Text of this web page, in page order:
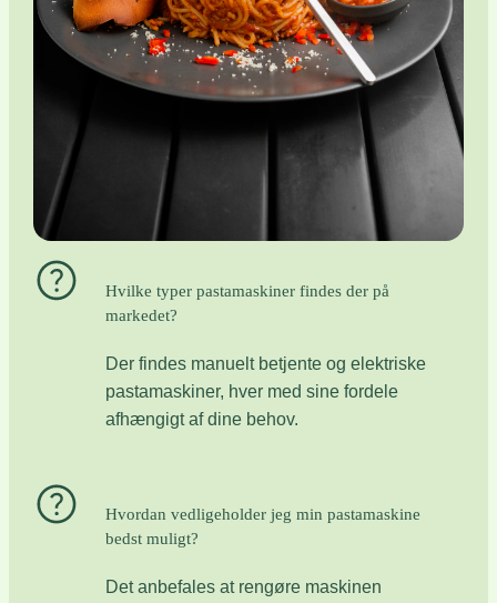
Hvilke typer pastamaskiner findes der på
markedet?
Der findes manuelt betjente og elektriske
pastamaskiner, hver med sine fordele
afhængigt af dine behov.
Hvordan vedligeholder jeg min pastamaskine
bedst muligt?
Det anbefales at rengøre maskinen